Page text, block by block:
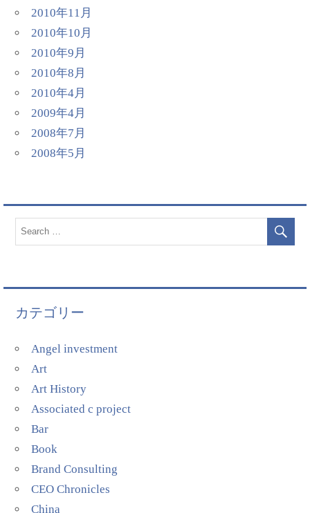
2010年11月
2010年10月
2010年9月
2010年8月
2010年4月
2009年4月
2008年7月
2008年5月
カテゴリー
Angel investment
Art
Art History
Associated c project
Bar
Book
Brand Consulting
CEO Chronicles
China